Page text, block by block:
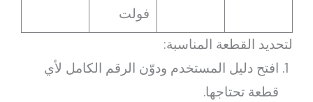
فولت
لتحديد القطعة المناسبة:
افتح دليل المستخدم ودوّن الرقم الكامل لأي
قطعة تحتاجها.